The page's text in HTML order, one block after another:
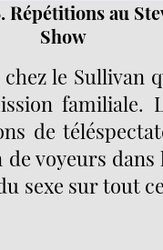
Répétitions au
Show
le Sullivan
familiale.
de
de voyeurs
sexe sur tout